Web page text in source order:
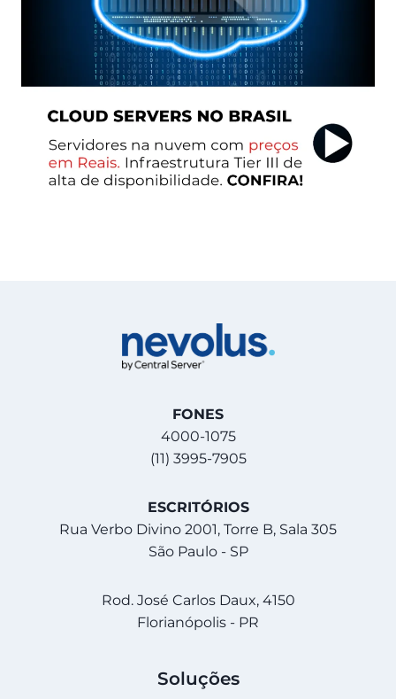
FONES
4000-1075
(11) 3995-7905
ESCRITÓRIOS
Rua Verbo Divino 2001, Torre B, Sala 305
São Paulo - SP
Rod. José Carlos Daux, 4150
Florianópolis - PR
Soluções